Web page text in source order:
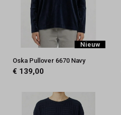
Nieuw
Oska Pullover 6670 Navy
€ 139,00